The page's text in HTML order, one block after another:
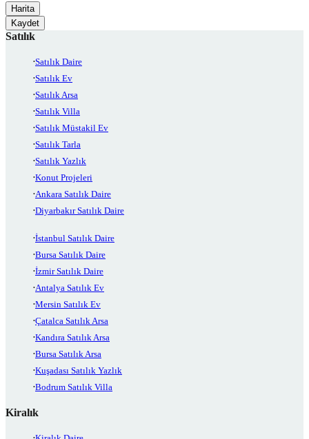
Harita
Kaydet
Satılık
Satılık Daire
Satılık Ev
Satılık Arsa
Satılık Villa
Satılık Müstakil Ev
Satılık Tarla
Satılık Yazlık
Konut Projeleri
Ankara Satılık Daire
Diyarbakır Satılık Daire
İstanbul Satılık Daire
Bursa Satılık Daire
İzmir Satılık Daire
Antalya Satılık Ev
Mersin Satılık Ev
Çatalca Satılık Arsa
Kandıra Satılık Arsa
Bursa Satılık Arsa
Kuşadası Satılık Yazlık
Bodrum Satılık Villa
Kiralık